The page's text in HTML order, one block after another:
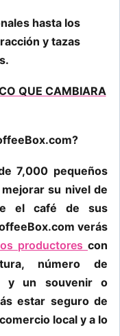
hasta los
y tazas
QUE CAMBIARA
7,000 pequeños
su nivel de
el café de sus
verás
productores con
número de
y un souvenir o
estar seguro de
local y a lo